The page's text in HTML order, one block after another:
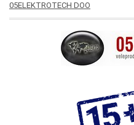
05ELEKTROTECH DOO